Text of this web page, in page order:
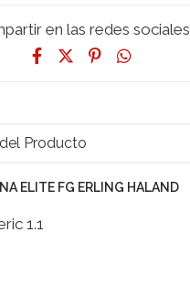
en las redes sociales
Producto
ELITE FG ERLING HALAND
1.1